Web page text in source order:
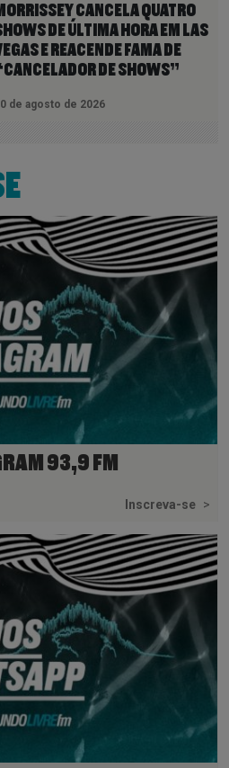
CANCELA QUATRO
DE ÚLTIMA HORA EM LAS
E REACENDE FAMA DE
DE SHOWS”
de agosto de 2026
93,9 FM
Inscreva-se >